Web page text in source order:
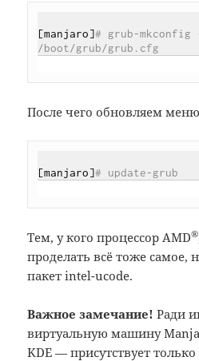
[manjaro]# grub-mkconfig
/boot/grub/grub.cfg
После чего обновляем
[manjaro]# update-grub
Тем, у кого процессор AMD®
проделать всё тоже самое,
пакет intel-ucode.
Важное замечание! Ради
виртуальную машину
KDE — присутствует